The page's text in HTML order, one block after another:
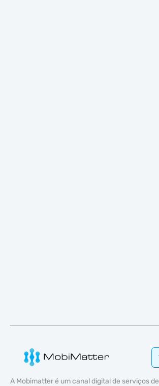
A Mobimatter é um canal digital de serviços de